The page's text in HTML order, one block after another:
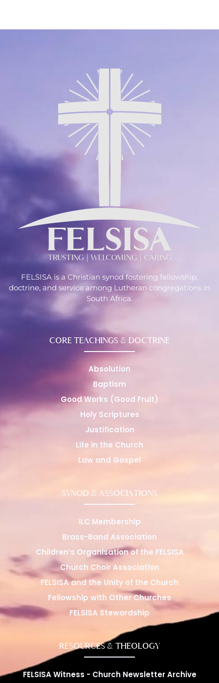
FELSISA is a Christian synod fostering fellowship,
doctrine, and service among Lutheran congregations in
South Africa.
CORE TEACHINGS & DOCTRINE
Absolution
Baptism
Good Works (Good Fruit)
Holy Scriptures
Justification
Life in the Church
Law and Gospel
SYNOD & ASSOCIATIONS
ILC Membership
Brass-Band Association
Children’s Organisation of the FELSISA
Church Choir Association
FELSISA and the Unity of the Church
Fellowship with Other Churches
FELSISA Stewardship
RESOURCES & THEOLOGY
FELSISA Witness - Church Newsletter Archive